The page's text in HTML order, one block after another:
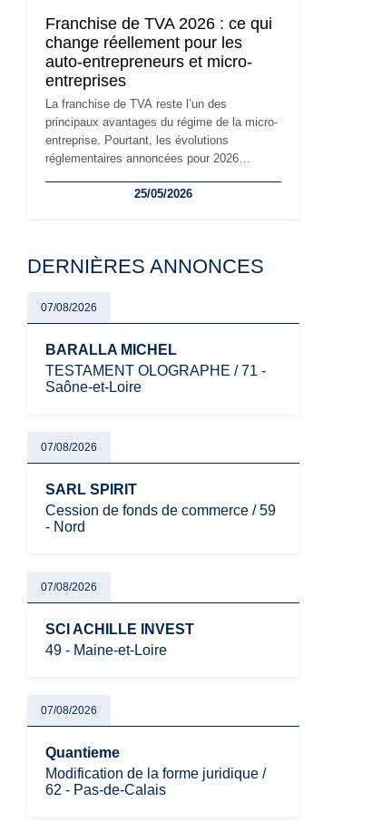
réglementaire plus exigeant. Décryptage des
principaux changements et des précautions
à prendre pour éviter les mauvaises
surprises.
Franchise de TVA 2026 : ce qui
change réellement pour les
auto-entrepreneurs et micro-
entreprises
La franchise de TVA reste l’un des
principaux avantages du régime de la micro-
entreprise. Pourtant, les évolutions
réglementaires annoncées pour 2026
les auto-entrepreneurs, artisans et
évoluent dans un contexte de contrôle
oblige les indépendants à rester
particulièrement vigilants.
25/05/2026
DERNIÈRES ANNONCES
07/08/2026
BARALLA MICHEL
TESTAMENT OLOGRAPHE / 71 -
Saône-et-Loire
07/08/2026
SARL SPIRIT
Cession de fonds de commerce / 59
- Nord
07/08/2026
SCI ACHILLE INVEST
49 - Maine-et-Loire
07/08/2026
Quantieme
Modification de la forme juridique /
62 - Pas-de-Calais